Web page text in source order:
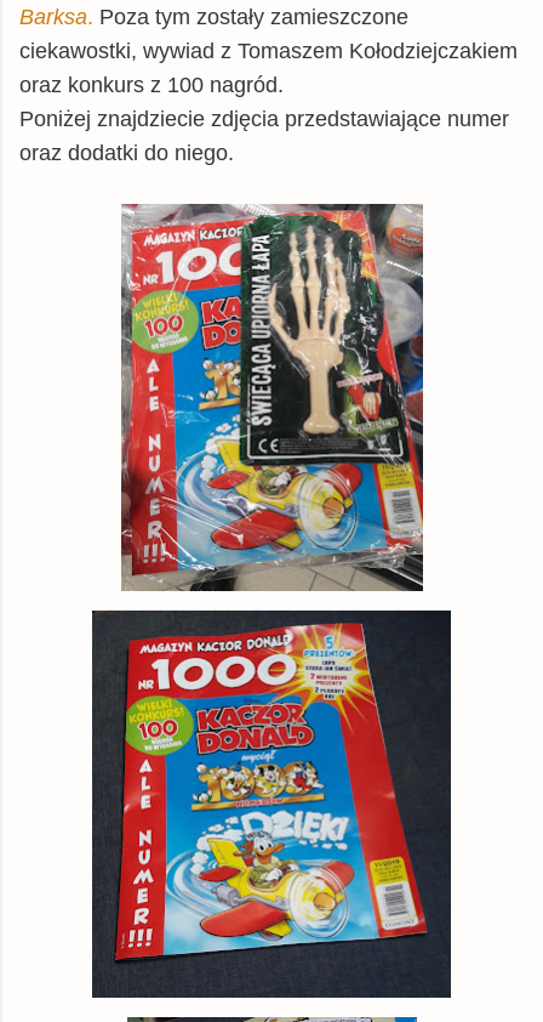
Barksa. Poza tym zostały zamieszczone
ciekawostki, wywiad z Tomaszem Kołodziejczakiem
oraz konkurs z 100 nagród.
Poniżej znajdziecie zdjęcia przedstawiające numer
oraz dodatki do niego.